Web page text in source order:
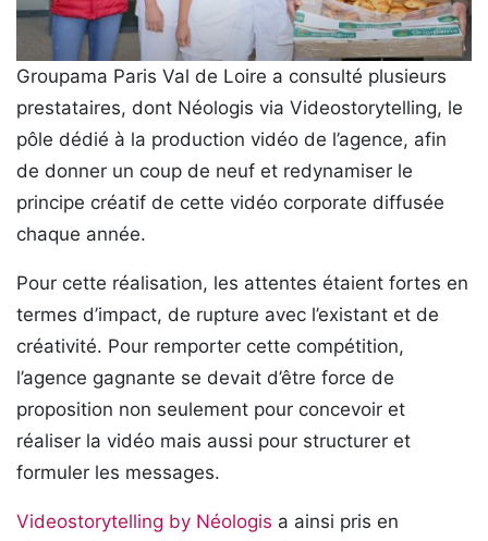
Groupama Paris Val de Loire a consulté plusieurs
prestataires, dont Néologis via Videostorytelling, le
pôle dédié à la production vidéo de l’agence, afin
de donner un coup de neuf et redynamiser le
principe créatif de cette vidéo corporate diffusée
chaque année.
Pour cette réalisation, les attentes étaient fortes en
termes d’impact, de rupture avec l’existant et de
créativité. Pour remporter cette compétition,
l’agence gagnante se devait d’être force de
proposition non seulement pour concevoir et
réaliser la vidéo mais aussi pour structurer et
formuler les messages.
Videostorytelling by Néologis a ainsi pris en